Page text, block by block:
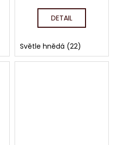
DETAIL
Světle hnědá (22)